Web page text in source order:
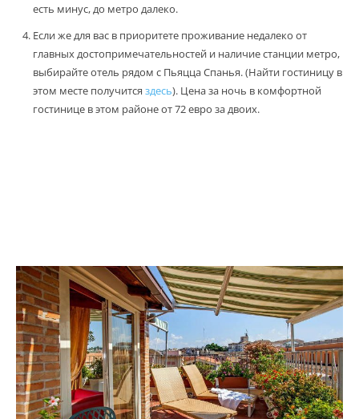
есть минус, до метро далеко.
Если же для вас в приоритете проживание недалеко от
главных достопримечательностей и наличие станции метро,
выбирайте отель рядом с Пьяцца Спанья. (Найти гостиницу в
этом месте получится здесь). Цена за ночь в комфортной
гостинице в этом районе от 72 евро за двоих.